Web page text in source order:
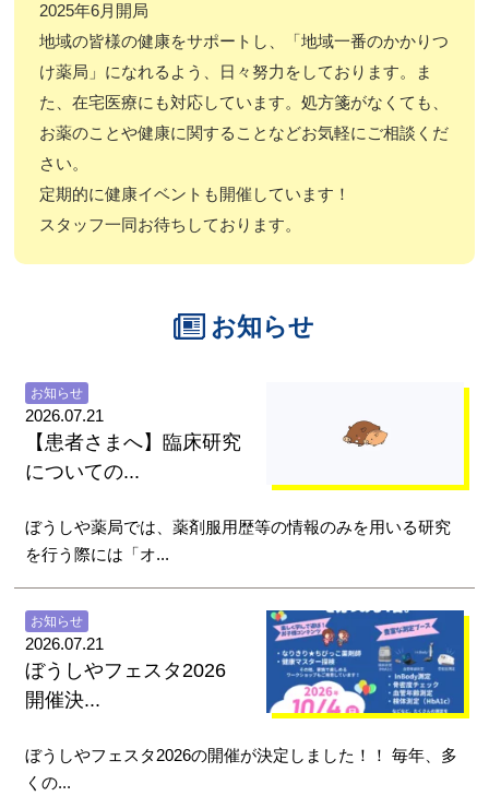
2025年6月開局
地域の皆様の健康をサポートし、「地域一番のかかりつ
け薬局」になれるよう、日々努力をしております。ま
た、在宅医療にも対応しています。処方箋がなくても、
お薬のことや健康に関することなどお気軽にご相談くだ
さい。
定期的に健康イベントも開催しています！
スタッフ一同お待ちしております。
お知らせ
2026.07.21
お知らせ
【患者さまへ】臨床研究
についての...
ぼうしや薬局では、薬剤服用歴等の情報のみを用いる研究
を行う際には「オ...
2026.07.21
お知らせ
ぼうしやフェスタ2026
開催決...
ぼうしやフェスタ2026の開催が決定しました！！ 毎年、多
くの...